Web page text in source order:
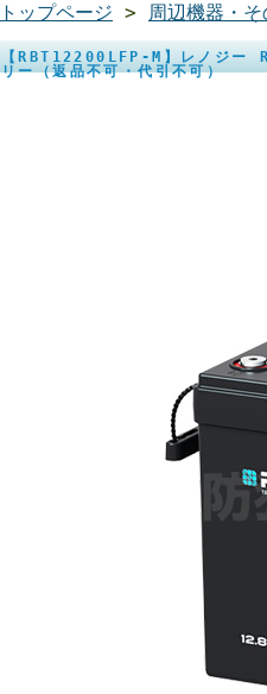
トップページ > 周辺機器・そ
【RBT12200LFP-M】レノジ
リー（返品不可・代引不可）